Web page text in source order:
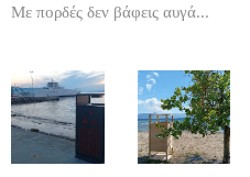
Με πορδές δεν βάφεις αυγά...